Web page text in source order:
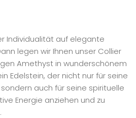
Individualität auf elegante
legen wir Ihnen unser Collier
Amethyst in wunderschönem
Edelstein, der nicht nur für seine
auch für seine spirituelle
Energie anziehen und zu